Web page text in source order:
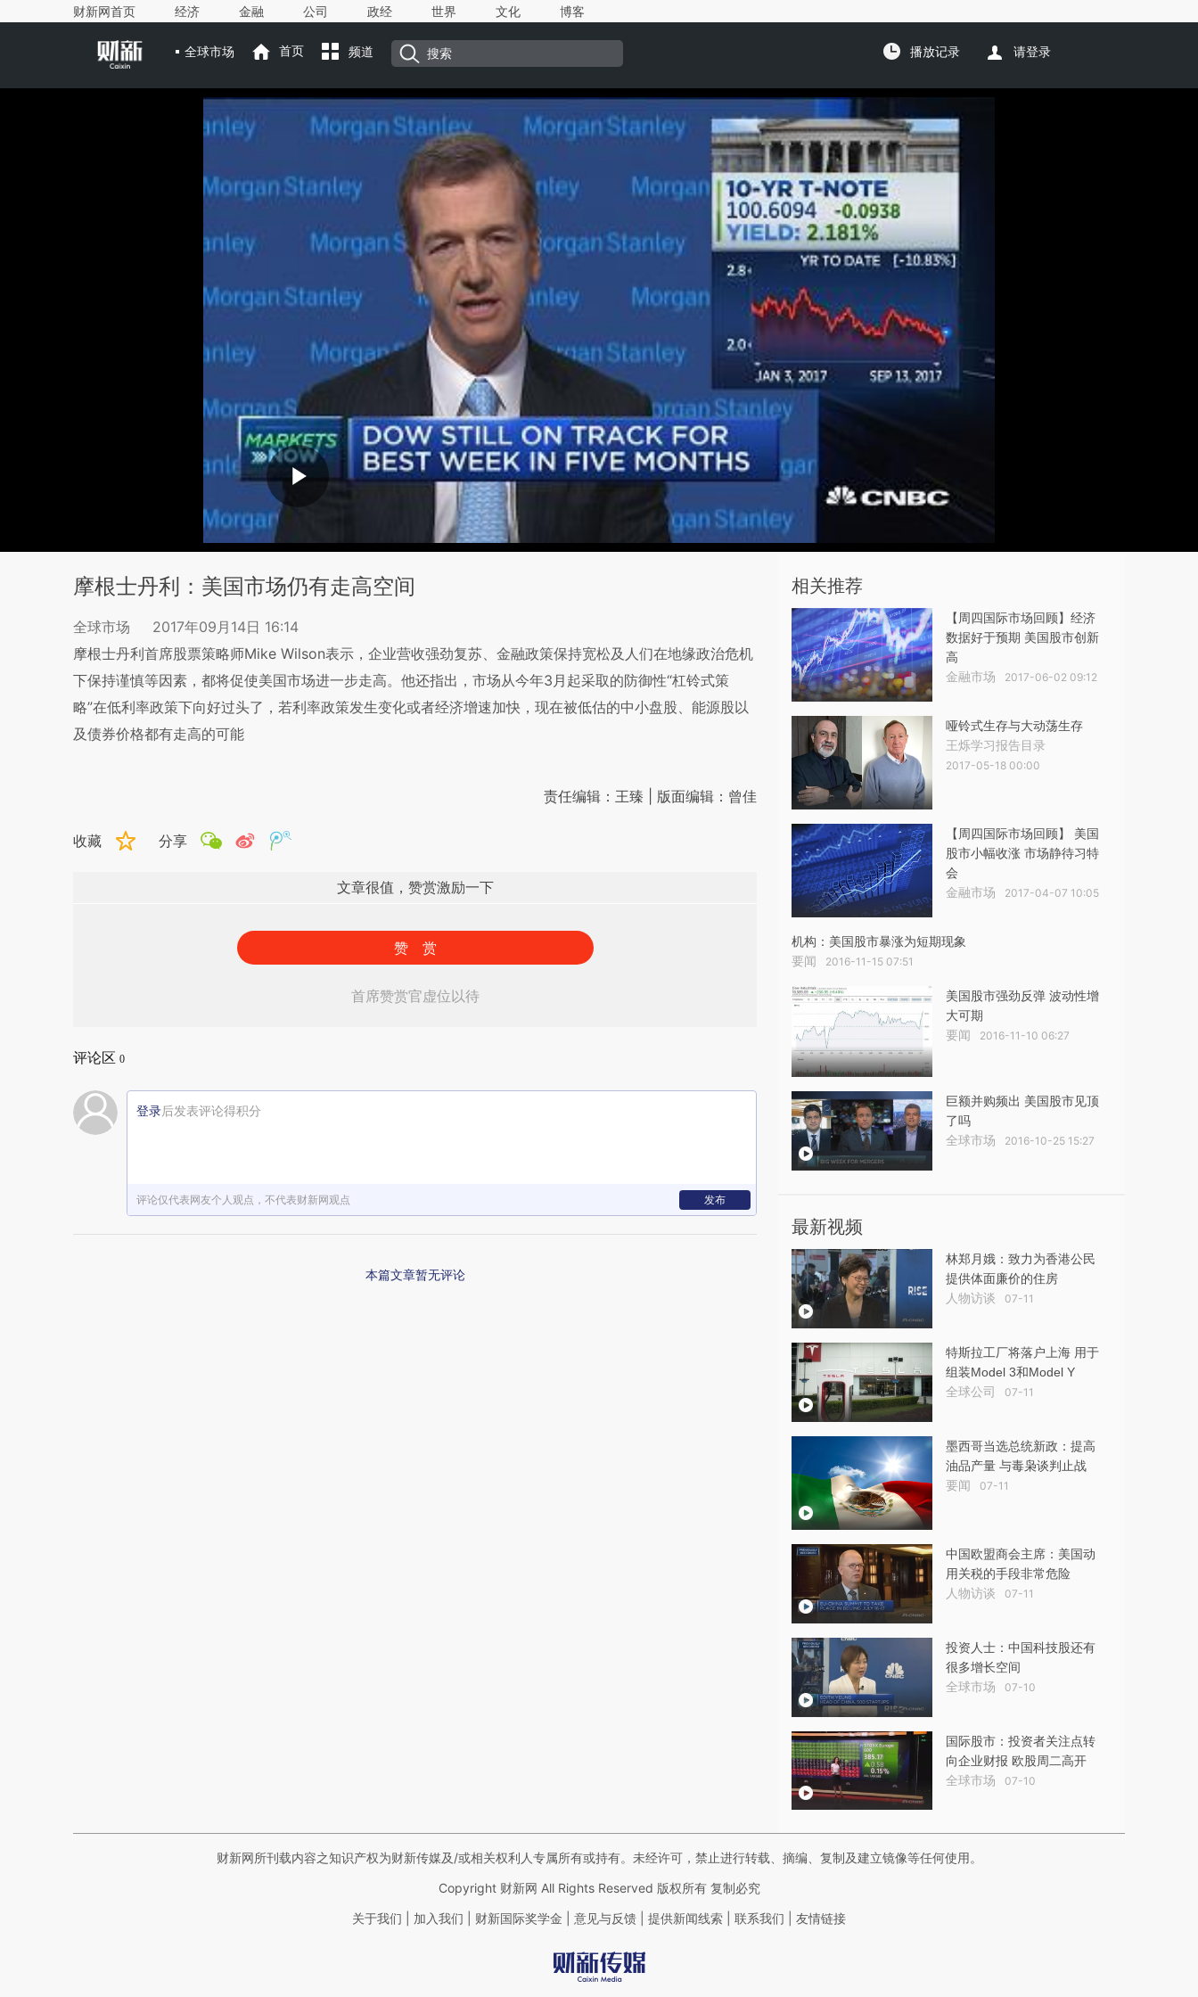
财新网首页 经济 金融 公司 政经 世界 文化 博客
全球市场 首页 频道 播放记录 请登录
摩根士丹利：美国市场仍有走高空间
全球市场
2017年09月14日 16:14
摩根士丹利首席股票策略师Mike Wilson表示，企业营收强劲复苏、金融政策保持宽松及人们在地缘政治危机
下保持谨慎等因素，都将促使美国市场进一步走高。他还指出，市场从今年3月起采取的防御性“杠铃式策
略”在低利率政策下向好过头了，若利率政策发生变化或者经济增速加快，现在被低估的中小盘股、能源股以
及债券价格都有走高的可能
责任编辑：王臻 | 版面编辑：曾佳
收藏 分享
文章很值，赞赏激励一下
赞 赏
首席赞赏官虚位以待
评论区 0
登录后发表评论得积分
评论仅代表网友个人观点，不代表财新网观点 发布
本篇文章暂无评论
相关推荐
【周四国际市场回顾】经济
数据好于预期 美国股市创新
高
金融市场 2017-06-02 09:12
哑铃式生存与大动荡生存
王烁学习报告目录
2017-05-18 00:00
【周四国际市场回顾】 美国
股市小幅收涨 市场静待习特
会
金融市场 2017-04-07 10:05
机构：美国股市暴涨为短期现象
要闻 2016-11-15 07:51
美国股市强劲反弹 波动性增
大可期
要闻 2016-11-10 06:27
巨额并购频出 美国股市见顶
了吗
全球市场 2016-10-25 15:27
最新视频
林郑月娥：致力为香港公民
提供体面廉价的住房
人物访谈 07-11
特斯拉工厂将落户上海 用于
组装Model 3和Model Y
全球公司 07-11
墨西哥当选总统新政：提高
油品产量 与毒枭谈判止战
要闻 07-11
中国欧盟商会主席：美国动
用关税的手段非常危险
人物访谈 07-11
投资人士：中国科技股还有
很多增长空间
全球市场 07-10
国际股市：投资者关注点转
向企业财报 欧股周二高开
全球市场 07-10
财新网所刊载内容之知识产权为财新传媒及/或相关权利人专属所有或持有。未经许可，禁止进行转载、摘编、复制及建立镜像等任何使用。
Copyright 财新网 All Rights Reserved 版权所有 复制必究
关于我们 加入我们 财新国际奖学金 意见与反馈 提供新闻线索 联系我们 友情链接